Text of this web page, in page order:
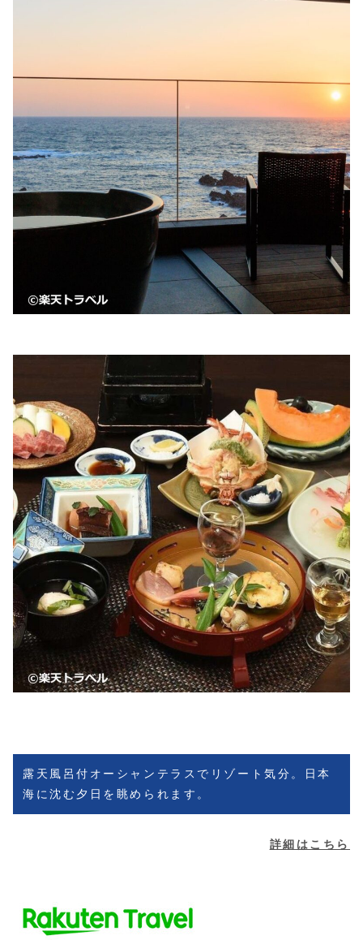
露天風呂付オーシャンテラスでリゾート気分。日本
海に沈む夕日を眺められます。
詳細はこちら